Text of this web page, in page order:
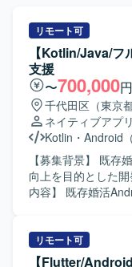
リモート可
【Kotlin/Java/
支援
〜700,000
千代田区（東京都
ネイティブアプ
Kotlin ・ Android
【募集背景】 既存
向上を目的とした開発
内容】 既存婚活
担当していただき
と連携しながら、
リモート可
【Flutter/